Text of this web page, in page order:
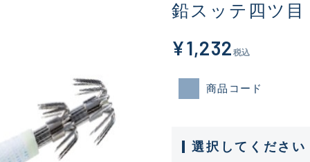
鉛スッテ四ツ
¥1,232 税込
商品コード
選択してください